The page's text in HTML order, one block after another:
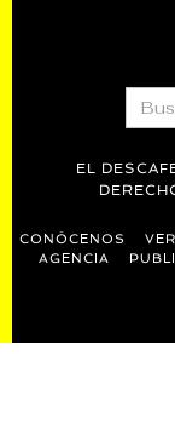
EL
CONÓCENOS
AGENCIA